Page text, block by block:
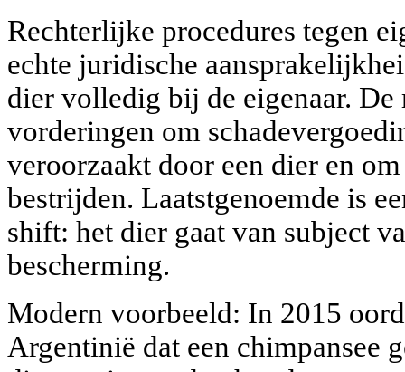
Rechterlijke procedures tegen
echte juridische
dier volledig bij de eigenaar. De
vorderingen om
veroorzaakt door een dier en
bestrijden. Laatstgenoemde is
shift: het dier gaat van subject
bescherming.
Modern voorbeeld: In 2015
Argentinië dat een chimpansee